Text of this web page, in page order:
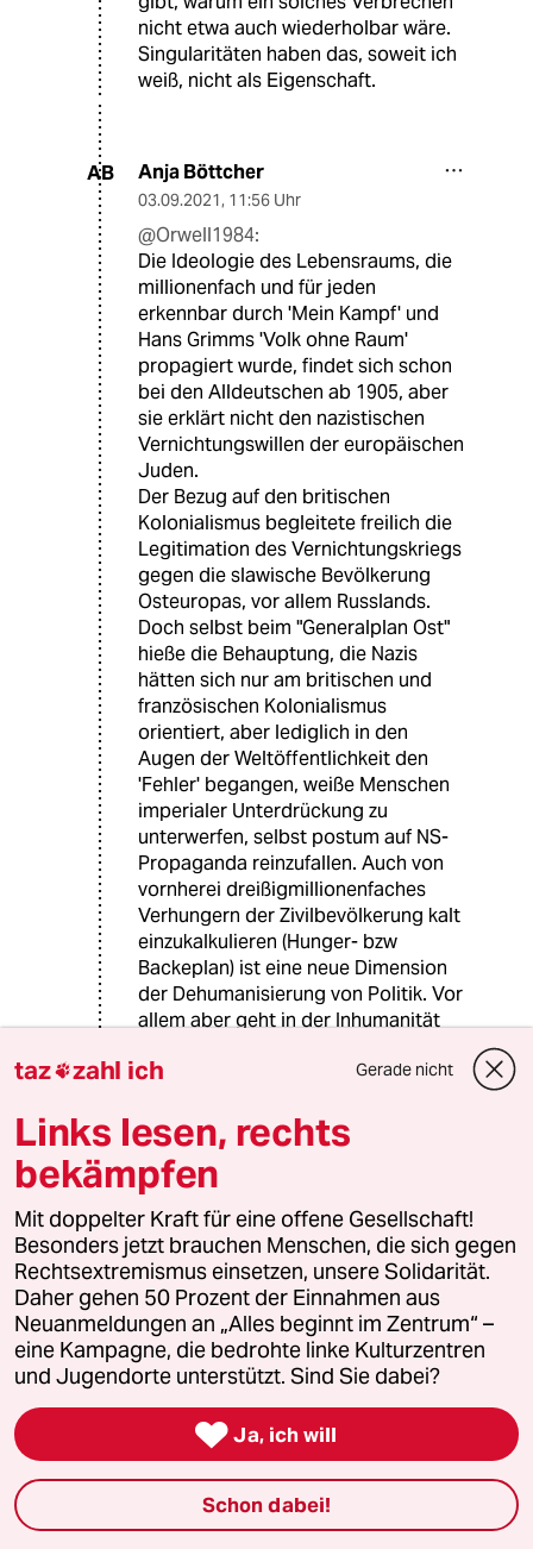
nicht etwa auch wiederholbar wäre.
Singularitäten haben das, soweit ich
weiß, nicht als Eigenschaft.
AB Anja Böttcher
03.09.2021, 11:56 Uhr
@Orwell1984:
Die Ideologie des Lebensraums, die
millionenfach und für jeden
erkennbar durch 'Mein Kampf' und
Hans Grimms 'Volk ohne Raum'
propagiert wurde, findet sich schon
bei den Alldeutschen ab 1905, aber
sie erklärt nicht den nazistischen
Vernichtungswillen der europäischen
Juden.
Der Bezug auf den britischen
Kolonialismus begleitete freilich die
Legitimation des Vernichtungskriegs
gegen die slawische Bevölkerung
Osteuropas, vor allem Russlands.
Doch selbst beim "Generalplan Ost"
hieße die Behauptung, die Nazis
hätten sich nur am britischen und
französischen Kolonialismus
orientiert, aber lediglich in den
Augen der Weltöffentlichkeit den
'Fehler' begangen, weiße Menschen
imperialer Unterdrückung zu
unterwerfen, selbst postum auf NS-
Propaganda reinzufallen. Auch von
vornherei dreißigmillionenfaches
Verhungern der Zivilbevölkerung kalt
einzukalkulieren (Hunger- bzw
Backeplan) ist eine neue Dimension
der Dehumanisierung von Politik. Vor
allem aber geht in der Inhumanität
slawische Bevölkerung, die aus der
Ansprüche auf den russischen 'Raum'
erwuchs, der Holocaust schlicht nicht
auf. Dass der Vernichtungswille eine
noch aus allen Winkeln Europas in die
Vernichtungsmaschinerie
transportiert wurden, als der damit
verbundene Aufwand den eigenen
Untergang im Vernichtungskrieg
gegen die Sowjetunion nur
beschleunigte, ist in keiner Weise
durch irgendein historisch früheres
Phänomen zu erklären.
Hier geht es ganz klar um
Holocaustrelativierung, in der auf
einmal derjenige Teil der
taz zahl ich Gerade nicht
Links lesen, rechts
bekämpfen
Mit doppelter Kraft für eine offene Gesellschaft!
Besonders jetzt brauchen Menschen, die sich gegen
Rechtsextremismus einsetzen, unsere Solidarität.
Daher gehen 50 Prozent der Einnahmen aus
Neuanmeldungen an „Alles beginnt im Zentrum“ –
eine Kampagne, die bedrohte linke Kulturzentren
und Jugendorte unterstützt. Sind Sie dabei?
 Ja, ich will
Schon dabei!